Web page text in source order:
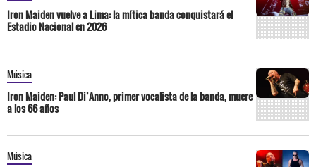
Iron Maiden vuelve a Lima: la mítica banda conquistará el
Estadio Nacional en 2026
Música
Iron Maiden: Paul Di’Anno, primer vocalista de la banda, muere
a los 66 años
Música